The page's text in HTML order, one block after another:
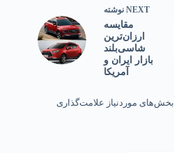
NEXT نوشته
مقایسه
ارزان‌ترین
شاسی‌بلند
بازار ایران و
آمریکا
بخش‌های موردنیاز علامت‌گذاری